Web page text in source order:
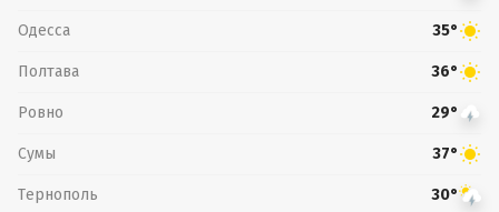
Одесса 35°
Полтава 36°
Ровно 29°
Сумы 37°
Тернополь 30°